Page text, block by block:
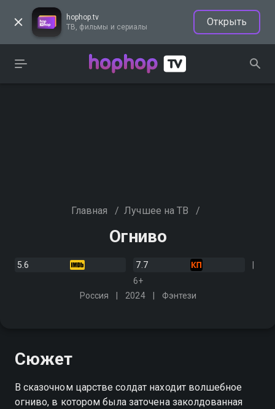
hophop.tv
ТВ, фильмы и сериалы
Открыть
Главная / Лучшее на ТВ /
Огниво
5.6
7.7
6+
Россия
2024 Фэнтези
Сюжет
В сказочном царстве солдат находит волшебное
огниво, в котором была заточена заколдованная